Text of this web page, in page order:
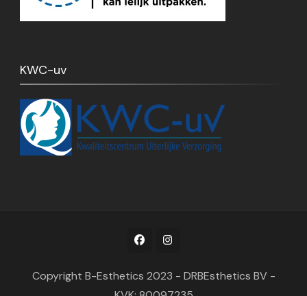
KWC-uv
Copyright B-Esthetics 2023 - DRBEsthetics BV -